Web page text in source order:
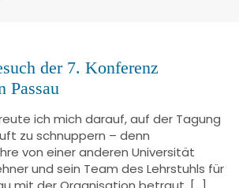
der 7. Konferenz
Passau
ich mich darauf, auf der Tagung
zu schnuppern – denn
von einer anderen Universität
und sein Team des Lehrstuhls für